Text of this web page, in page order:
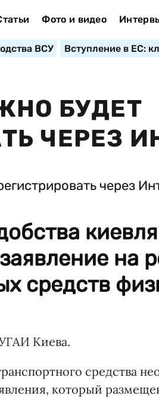
Фото и видео
ВСУ Вступление в ЕС:
БУДЕТ
ЧЕРЕЗ
на
средств
Киева.
средства
который